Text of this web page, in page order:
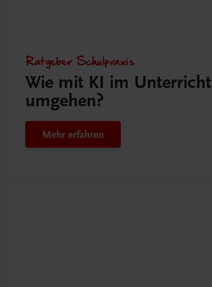
Ratgeber Schulpraxis
Wie mit KI im Unterricht
umgehen?
Mehr erfahren